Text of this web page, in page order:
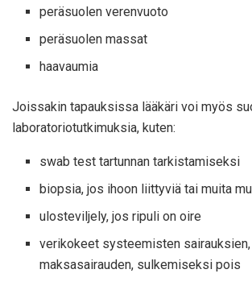
peräsuolen verenvuoto
peräsuolen massat
haavaumia
Joissakin tapauksissa lääkäri voi myös
laboratoriotutkimuksia, kuten:
swab test tartunnan tarkistamiseksi
biopsia, jos ihoon liittyviä tai muita
ulosteviljely, jos ripuli on oire
verikokeet systeemisten
maksasairauden, sulkemiseksi pois